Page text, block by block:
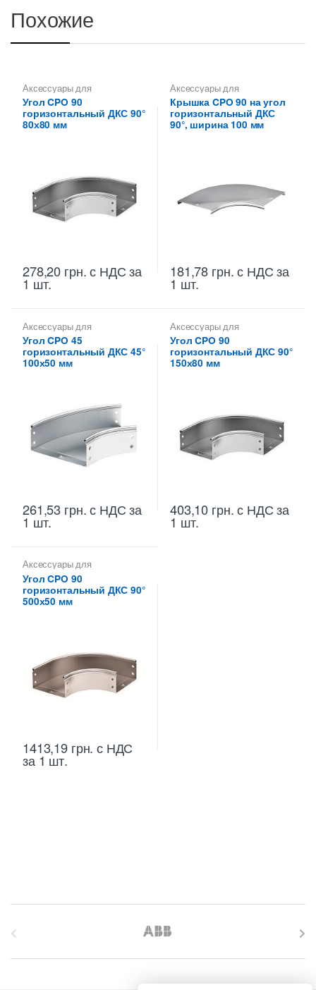
Похожие
Аксессуары для
металлических лотков
для цельных,
перфорированных лотков
Угол CPO 90
горизонтальный ДКС 90°
80х80 мм
278,20 грн.с НДС за
1 шт.
Аксессуары для
металлических лотков
Крышки на повороты,
ответвители
Крышка CPO 90 на угол
горизонтальный ДКС
90°, ширина 100 мм
181,78 грн.с НДС за
1 шт.
Аксессуары для
металлических лотков
для цельных,
перфорированных лотков
Угол CPO 45
горизонтальный ДКС 45°
100х50 мм
261,53 грн.с НДС за
1 шт.
Аксессуары для
металлических лотков
для цельных,
перфорированных лотков
Угол CPO 90
горизонтальный ДКС 90°
150х80 мм
403,10 грн.с НДС за
1 шт.
Аксессуары для
металлических лотков
для цельных,
перфорированных лотков
Угол CPO 90
горизонтальный ДКС 90°
500х50 мм
1413,19 грн. с НДС
за 1 шт.